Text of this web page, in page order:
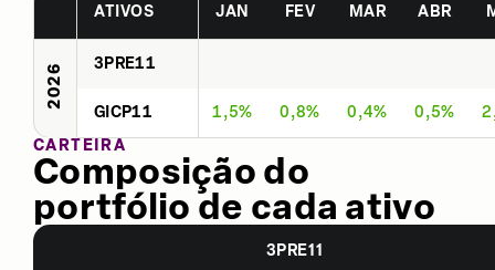
ATIVOS JAN FEV MAR ABR
2026 3PRE11
GICP11 1,5% 0,8% 0,4% 0,5%
CARTEIRA
Composição do
portfólio de cada ativo
3PRE11